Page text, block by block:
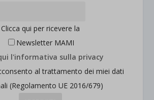
Clicca qui per ricevere la
Newsletter MAMI
l'informativa sulla privacy
al trattamento dei miei dati
(Regolamento UE 2016/679)